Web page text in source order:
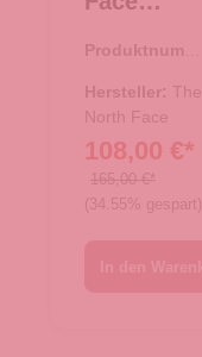
e/Rucksac
k Base
Camp
Duffel L
TNF Black
Produktnumme
Hersteller: The
North Face
108,00 €*
165,00 €*
(34.55% gespart)